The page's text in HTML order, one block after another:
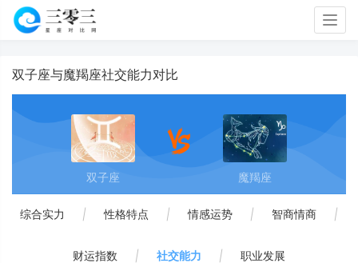
双子座与魔羯座社交能力对比
双子座 魔羯座
综合实力 | 性格特点 | 情感运势 | 智商情商 |
财运指数 | 社交能力 | 职业发展